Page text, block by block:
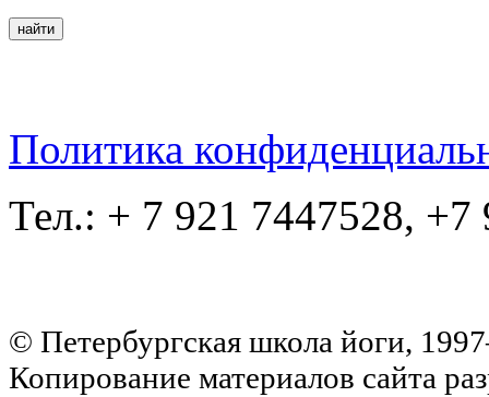
Политика
Тел.: + 7 921 7447528, +7
© Петербургская школа йоги,
Копирование материалов сайта